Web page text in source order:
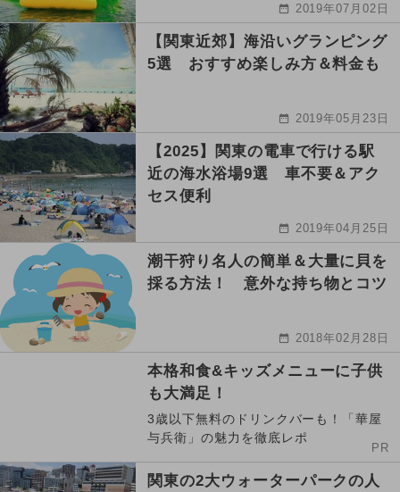
2019年07月02日
【関東近郊】海沿いグランピング
5選 おすすめ楽しみ方＆料金も
2019年05月23日
【2025】関東の電車で行ける駅
近の海水浴場9選 車不要＆アク
セス便利
2019年04月25日
潮干狩り名人の簡単＆大量に貝を
採る方法！ 意外な持ち物とコツ
2018年02月28日
本格和食&キッズメニューに子供
も大満足！
3歳以下無料のドリンクバーも！「華屋
与兵衛」の魅力を徹底レポ
PR
関東の2大ウォーターパークの人